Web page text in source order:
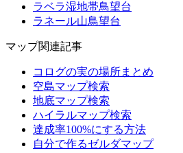
ラベラ湿地帯鳥望台
ラネール山鳥望台
マップ関連記事
コログの実の場所まとめ
空島マップ検索
地底マップ検索
ハイラルマップ検索
達成率100%にする方法
自分で作るゼルダマップ